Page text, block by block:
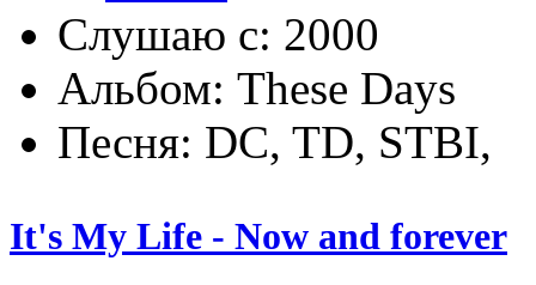
Слушаю с: 2000
Альбом: These Days
Песня: DC, TD, STBI,
It's My Life - Now and forever